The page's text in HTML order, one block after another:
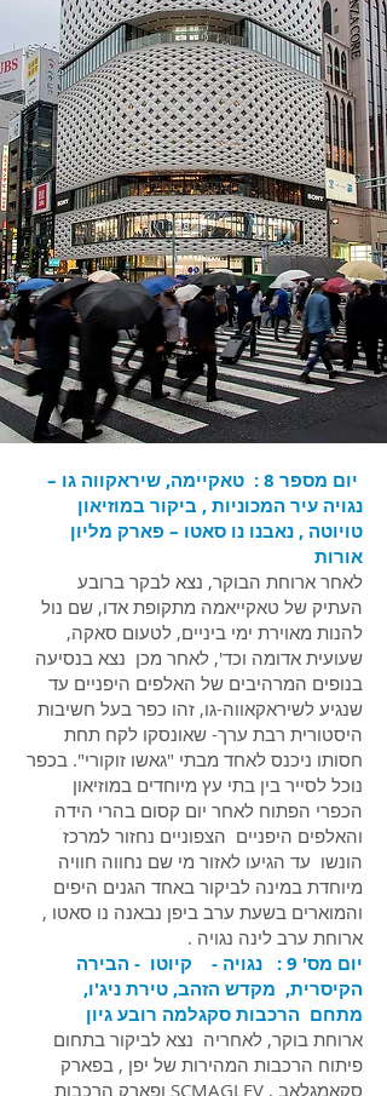
יום מספר 8 : טאקיימה, שיראקווה גו –
נגויה עיר המכוניות , ביקור במוזיאון
טויוטה , נאבנו נו סאטו – פארק מליון
אורות
לאחר ארוחת הבוקר, נצא לבקר ברובע
העתיק של טאקייאמה מתקופת אדו, שם נול
להנות מאוירת ימי ביניים, לטעום סאקה,
שעועית אדומה וכד', לאחר מכן נצא בנסיעה
בנופים המרהיבים של האלפים היפניים עד
שנגיע לשיראקאווה-גו, זהו כפר בעל חשיבות
היסטורית רבת ערך- שאונסקו לקח תחת
חסותו ניכנס לאחד מבתי "גאשו זוקורי". בכפר
נוכל לסייר בין בתי עץ מיוחדים במוזיאון
הכפרי הפתוח לאחר יום קסום בהרי הידה
והאלפים היפניים הצפוניים נחזור למרכז
הונשו עד הגיעו לאזור מי שם נחווה חוויה
מיוחדת במינה לביקור באחד הגנים היפים
והמוארים בשעת ערב ביפן נבאנה נו סאטו ,
ארוחת ערב לינה נגויה .
יום מס' 9 : נגויה - קיוטו - הבירה
הקיסרית, מקדש הזהב, טירת ניג'ו,
מתחם הרכבות סקגלמה רובע גיון
ארוחת בוקר, לאחריה נצא לביקור בתחום
פיתוח הרכבות המהירות של יפן , בפארק
סקאמגלאב , SCMAGLEV ופארק הרכבות